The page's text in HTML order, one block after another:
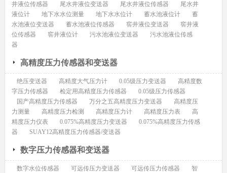
井液位传感器
尾水井液位变送器 尾水井液位传感器
尾水井
液位计
地下水水位测量 地下水水位计 蓄水池液位计
蓄
水池液位变送器
蓄水池液位传感器 窖井液位变送器
窖井液
位传感器
窖井液位计 污水池液位变送器
污水池液位传感
器
高精度压力传感器和变送器
绝压变送器 高精度大气压力计 0.05级压力变送器
高精度数
字压力传感器
检定用高精度压力传感器
0.05级压力传感器
国产高精度压力传感器
万分之五高精度压力变送器
高精度压
力测量
高精度压力检测 高精度压力计 高精度压力表
高
精度压力仪表
0.075%高精度压力变送器
0.075%高精度压力传感
器
SUAY12高精度压力传感器/变送器
数字压力传感器和变送器
数字水位传感器 可远传压力变送器 可远传压力传感器
智